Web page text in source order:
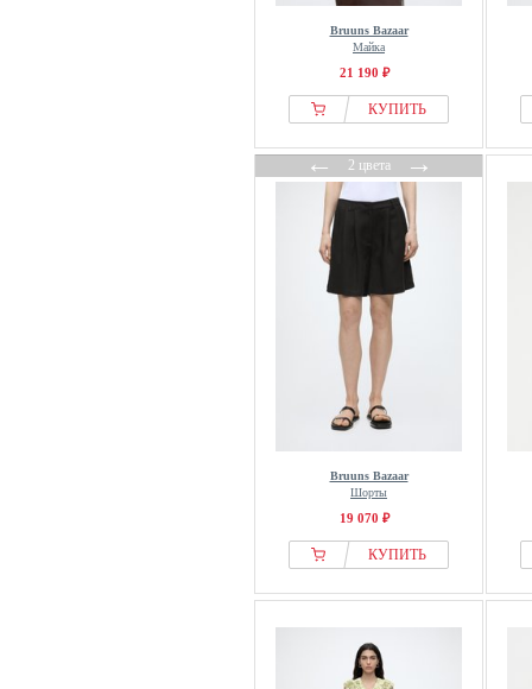
Bruuns Bazaar
Майка
21 190 ₽
КУПИТЬ
←2 цвета→
Bruuns Bazaar
Шорты
19 070 ₽
КУПИТЬ